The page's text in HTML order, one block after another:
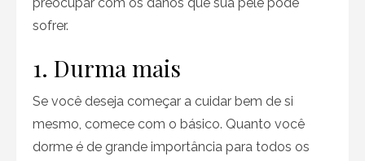
sofrer.
1. Durma mais
Se você deseja começar a cuidar bem de si
mesmo, comece com o básico. Quanto você
dorme é de grande importância para todos os